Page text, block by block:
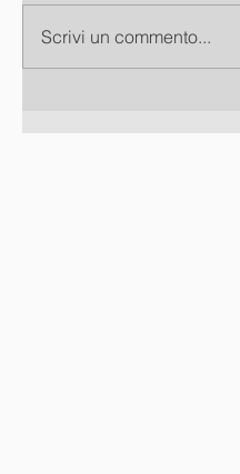
Scrivi un commento...